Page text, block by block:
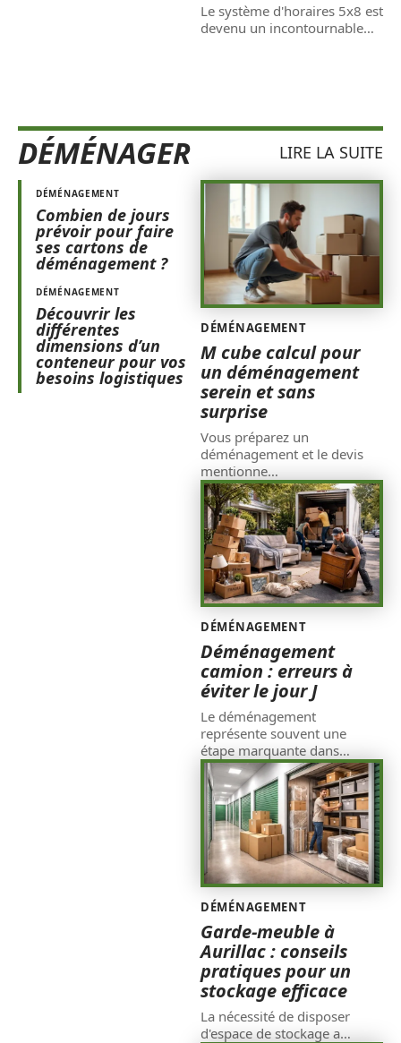
Le système d'horaires 5x8 est
devenu un incontournable…
DÉMÉNAGER LIRE LA SUITE
DÉMÉNAGEMENT
Combien de jours
prévoir pour faire
ses cartons de
déménagement ?
DÉMÉNAGEMENT
Découvrir les
différentes
dimensions d’un
conteneur pour vos
besoins logistiques
DÉMÉNAGEMENT
M cube calcul pour
un déménagement
serein et sans
surprise
Vous préparez un
déménagement et le devis
mentionne…
DÉMÉNAGEMENT
Déménagement
camion : erreurs à
éviter le jour J
Le déménagement
représente souvent une
étape marquante dans…
DÉMÉNAGEMENT
Garde-meuble à
Aurillac : conseils
pratiques pour un
stockage efficace
La nécessité de disposer
d'espace de stockage a…